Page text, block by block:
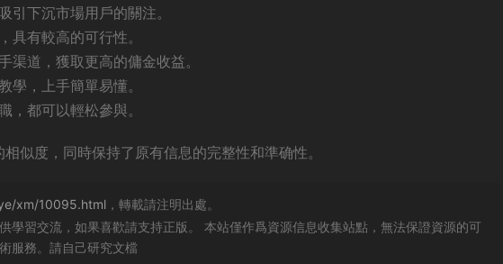
引下沉市場用戶的關注。
具有較高的可行性。
渠道，獲取更高的傭金收益。
學，上手簡單易懂。
，都可以輕松參與。
似度，同時保持了原有信息的完整性和準确性。
xm/10095.html ，轉載請注明出處。
學習交流，如果喜歡請支持正版。 本站僅作爲資源信息收集站點，無法保證資源的可
服務。請自己研究文檔